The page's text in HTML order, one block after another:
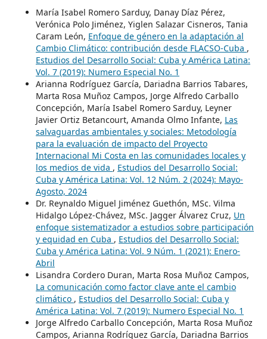
María Isabel Romero Sarduy, Danay Díaz Pérez,
Verónica Polo Jiménez, Yiglen Salazar Cisneros, Tania
Caram León, Enfoque de género en la adaptación al
Cambio Climático: contribución desde FLACSO-Cuba ,
Estudios del Desarrollo Social: Cuba y América Latina:
Vol. 7 (2019): Numero Especial No. 1
Arianna Rodríguez García, Dariadna Barrios Tabares,
Marta Rosa Muñoz Campos, Jorge Alfredo Carballo
Concepción, María Isabel Romero Sarduy, Leyner
Javier Ortiz Betancourt, Amanda Olmo Infante, Las
salvaguardas ambientales y sociales: Metodología
para la evaluación de impacto del Proyecto
Internacional Mi Costa en las comunidades locales y
los medios de vida , Estudios del Desarrollo Social:
Cuba y América Latina: Vol. 12 Núm. 2 (2024): Mayo-
Agosto, 2024
Dr. Reynaldo Miguel Jiménez Guethón, MSc. Vilma
Hidalgo López-Chávez, MSc. Jagger Álvarez Cruz, Un
enfoque sistematizador a estudios sobre participación
y equidad en Cuba , Estudios del Desarrollo Social:
Cuba y América Latina: Vol. 9 Núm. 1 (2021): Enero-
Abril
Lisandra Cordero Duran, Marta Rosa Muñoz Campos,
La comunicación como factor clave ante el cambio
climático , Estudios del Desarrollo Social: Cuba y
América Latina: Vol. 7 (2019): Numero Especial No. 1
Jorge Alfredo Carballo Concepción, Marta Rosa Muñoz
Campos, Arianna Rodríguez García, Dariadna Barrios